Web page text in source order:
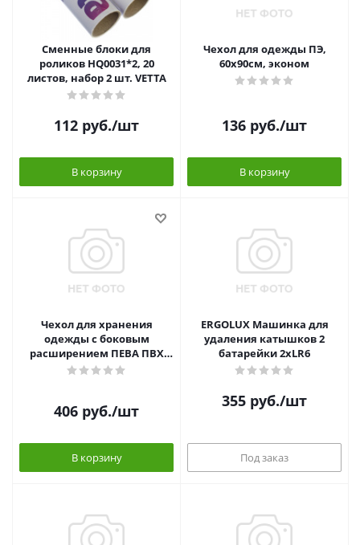
Сменные блоки для
роликов HQ0031*2, 20
листов, набор 2 шт. VETTA
112 руб./шт
В корзину
Чехол для одежды ПЭ,
60х90см, эконом
136 руб./шт
В корзину
Чехол для хранения
одежды с боковым
расширением ПЕВА ПВХ
120*60*10см VETTA
406 руб./шт
В корзину
ERGOLUX Машинка для
удаления катышков 2
батарейки 2хLR6
355 руб./шт
Под заказ